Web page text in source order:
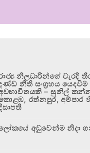
නිලධාරීන්ගේ වැරදි
නීති සංග්‍රහය
– සුනිල්
රත්නපුර, අම්පාර
අඩුවෙන්ම නිදා